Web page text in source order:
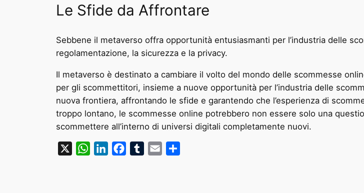
Le Sfide da Affrontare
Sebbene il metaverso offra opportunità entusiasmanti per l’industria delle
regolamentazione, la sicurezza e la privacy.
Il metaverso è destinato a cambiare il volto del mondo delle scommesse
per gli scommettitori, insieme a nuove opportunità per l’industria delle
nuova frontiera, affrontando le sfide e garantendo che l’esperienza di
troppo lontano, le scommesse online potrebbero non essere solo una
scommettere all’interno di universi digitali completamente nuovi.
WhatsAppLinkedInFacebookTumblrEmail